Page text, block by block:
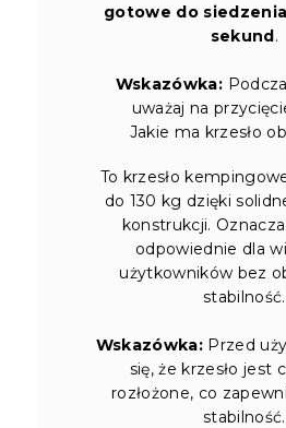
gotowe do
sekund.
Wskazówka:
uważaj na
Jakie ma krzesło
To krzesło
do 130 kg dzięki
konstrukcji.
odpowiednie dla
użytkowników bez
stabilność.
Wskazówka: Przed
się, że krzesło jest
rozłożone, co
stabilność.